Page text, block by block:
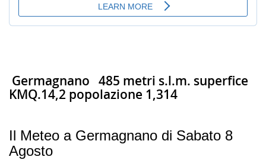
Germagnano 485 metri s.l.m. superfice
KMQ.14,2 popolazione 1,314
Il Meteo a Germagnano di Sabato 8
Agosto